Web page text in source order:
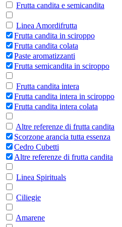
Frutta candita e semicandita
Linea Amordifrutta
Frutta candita in sciroppo
Frutta candita colata
Paste aromatizzanti
Frutta semicandita in sciroppo
Frutta candita intera
Frutta candita intera in sciroppo
Frutta candita intera colata
Altre referenze di frutta candita
Scorzone arancia tutta essenza
Cedro Cubetti
Altre referenze di frutta candita
Linea Spirituals
Ciliegie
Amarene